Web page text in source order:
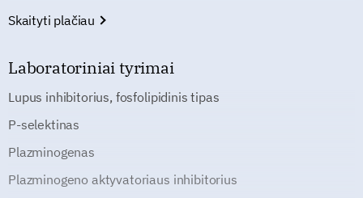
Skaityti plačiau
Laboratoriniai tyrimai
Lupus inhibitorius, fosfolipidinis tipas
P-selektinas
Plazminogenas
Plazminogeno aktyvatoriaus inhibitorius